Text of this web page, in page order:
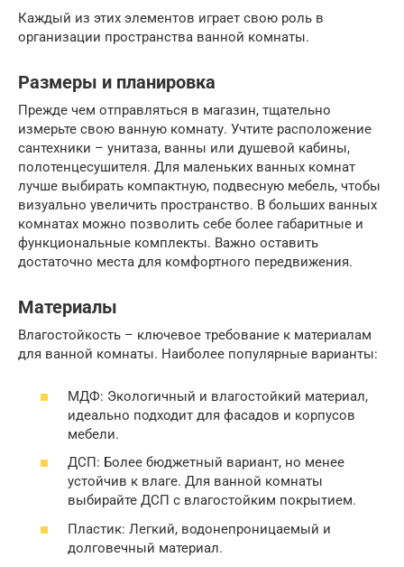
Каждый из этих элементов играет свою роль в
организации пространства ванной комнаты.
Размеры и планировка
Прежде чем отправляться в магазин, тщательно
измерьте свою ванную комнату. Учтите расположение
сантехники – унитаза, ванны или душевой кабины,
полотенцесушителя. Для маленьких ванных комнат
лучше выбирать компактную, подвесную мебель, чтобы
визуально увеличить пространство. В больших ванных
комнатах можно позволить себе более габаритные и
функциональные комплекты. Важно оставить
достаточно места для комфортного передвижения.
Материалы
Влагостойкость – ключевое требование к материалам
для ванной комнаты. Наиболее популярные варианты:
МДФ: Экологичный и влагостойкий материал,
идеально подходит для фасадов и корпусов
мебели.
ДСП: Более бюджетный вариант, но менее
устойчив к влаге. Для ванной комнаты
выбирайте ДСП с влагостойким покрытием.
Пластик: Легкий, водонепроницаемый и
долговечный материал.